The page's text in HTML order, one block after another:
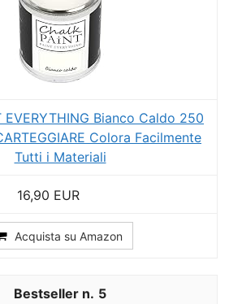
EVERYTHING Bianco Caldo 250
Colora Facilmente
Tutti i Materiali
16,90 EUR
Acquista su Amazon
5